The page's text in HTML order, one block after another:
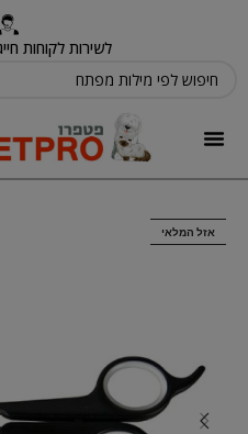
לשירות לקוחות
אזל המלאי